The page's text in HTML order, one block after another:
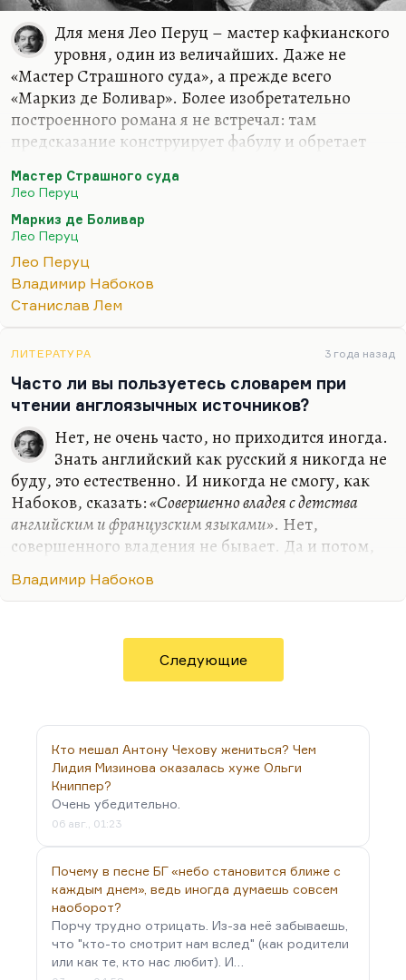
Для меня Лео Перуц – мастер кафкианского
уровня, один из величайших. Даже не
«Мастер Страшного суда», а прежде всего
«Маркиз де Боливар». Более изобретательно
построенного романа я не встречал: там
предсказание конструирует фабулу и обретает
Боливар предсказал, сбывается. Это, конечно,
гениальный роман совершенно. Ну и «Снег
Святого Петра», ну и «Ночью под каменным
мостом». Перуц был чем позже, тем лучше. Но и
тем труднее ему было писать.
Конечно, вот этот «Мастер Страшного суда»,
роман, очень жуткий, готический. Перуц же
вообще был математик и шахматист, поэтому его
конструкции обладают великолепным…
Мастер Страшного суда
Лео Перуц
Маркиз де Боливар
Лео Перуц
Лео Перуц
Владимир Набоков
Станислав Лем
ЛИТЕРАТУРА 3 года назад
Часто ли вы пользуетесь словарем при
чтении англоязычных источников?
Нет, не очень часто, но приходится иногда.
Знать английский как русский я никогда не
буду, это естественно. И никогда не смогу, как
Набоков, сказать:«Совершенно владея с детства
английским и французским языками». Нет,
совершенного владения не бывает. Да и потом,
довольно регулярно: есть знаменитая его
сознательно позирует, но лишний раз
подчеркивает необозримость запаса словарного,
огромность английских лексических пластов, –
озадаченным видом. Нельзя не прибегать к
словарю, когда ты работаешь с чужим языком. И
ничего унизительного для себя…
Владимир Набоков
Следующие
Кто мешал Антону Чехову жениться? Чем
Лидия Мизинова оказалась хуже Ольги
Книппер?
Очень убедительно.
06 авг., 01:23
Почему в песне БГ «небо становится ближе с
каждым днем», ведь иногда думаешь совсем
наоборот?
Порчу трудно отрицать. Из-за неё забываешь,
что "кто-то смотрит нам вслед" (как родители
или как те, кто нас любит). И…